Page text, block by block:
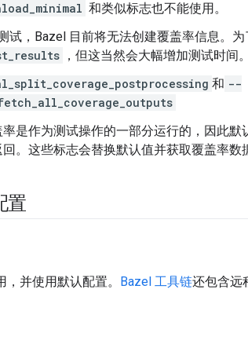
和类似标志也不能使用。
试，Bazel 目前将无法创建覆盖率信息。
，但这当然会大幅增加测试时间。
和 --
是作为测试操作的一部分运行的，因此
。这些标志会替换默认值并获取覆盖率数
置
并使用默认配置。 Bazel 工具链还包含远